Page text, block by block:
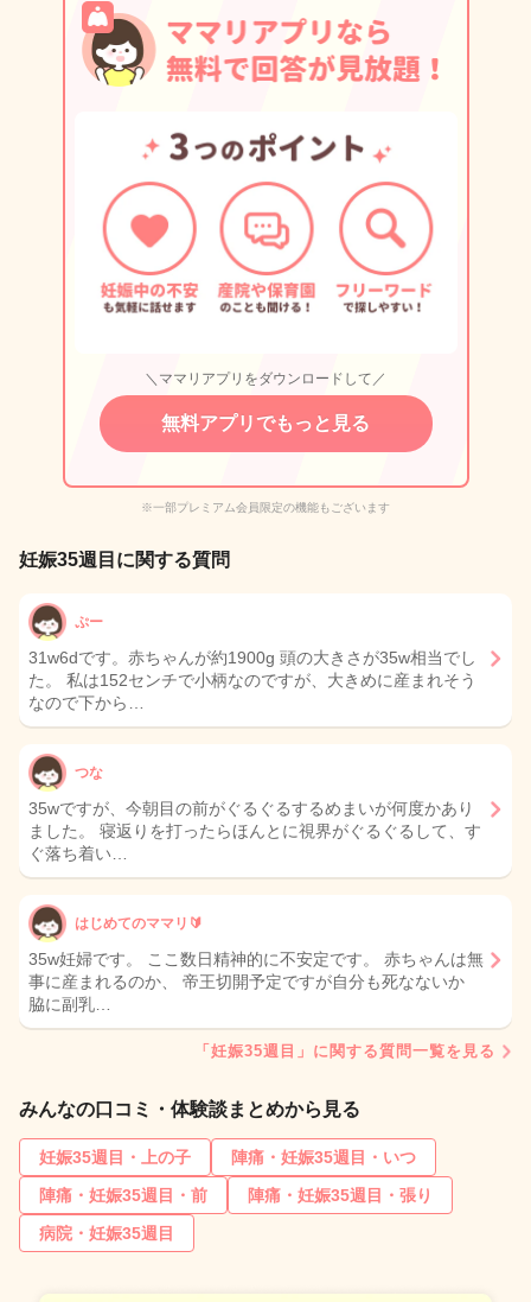
＼ママリアプリをダウンロードして／
無料アプリでもっと見る
※一部プレミアム会員限定の機能もございます
妊娠35週目に関する質問
ぷー
31w6dです。赤ちゃんが約1900g 頭の大きさが35w相当でし
た。 私は152センチで小柄なのですが、大きめに産まれそう
なので下から…
つな
35wですが、今朝目の前がぐるぐるするめまいが何度かあり
ました。 寝返りを打ったらほんとに視界がぐるぐるして、す
ぐ落ち着い…
はじめてのママリ🔰
35w妊婦です。 ここ数日精神的に不安定です。 赤ちゃんは無
事に産まれるのか、 帝王切開予定ですが自分も死なないか
脇に副乳…
「妊娠35週目」に関する質問一覧を見る
みんなの口コミ・体験談まとめから見る
妊娠35週目・上の子
陣痛・妊娠35週目・いつ
陣痛・妊娠35週目・前
陣痛・妊娠35週目・張り
病院・妊娠35週目